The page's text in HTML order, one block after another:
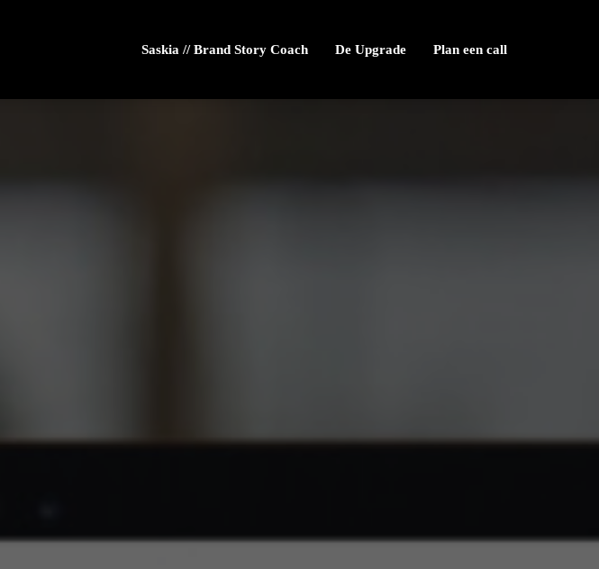
Saskia // Brand Story Coach De Upgrade Plan een call